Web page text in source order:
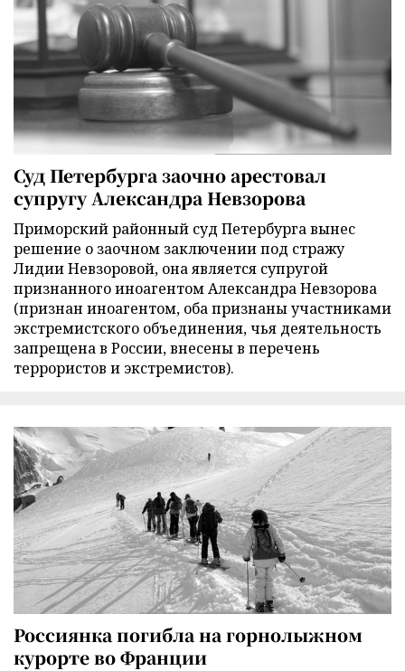
Суд Петербурга заочно арестовал
супругу Александра Невзорова
Приморский районный суд Петербурга вынес
решение о заочном заключении под стражу
Лидии Невзоровой, она является супругой
признанного иноагентом Александра Невзорова
(признан иноагентом, оба признаны участниками
экстремистского объединения, чья деятельность
запрещена в России, внесены в перечень
террористов и экстремистов).
Россиянка погибла на горнолыжном
курорте во Франции